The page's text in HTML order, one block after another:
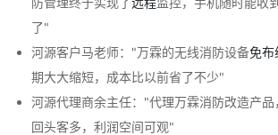
了"
河源客户马老师："万霖的无线消防设备免布
期大大缩短，成本比以前省了不少"
河源代理商余主任："代理万霖消防改造产品
回头客多，利润空间可观"